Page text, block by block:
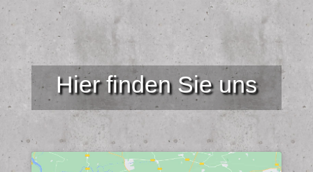
Hier finden Sie uns